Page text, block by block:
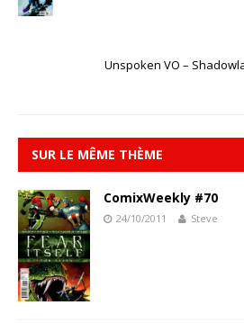
Unspoken VO –
SUR LE MÊME THÈME
ComixWeekly #70
24/10/2011 Steve